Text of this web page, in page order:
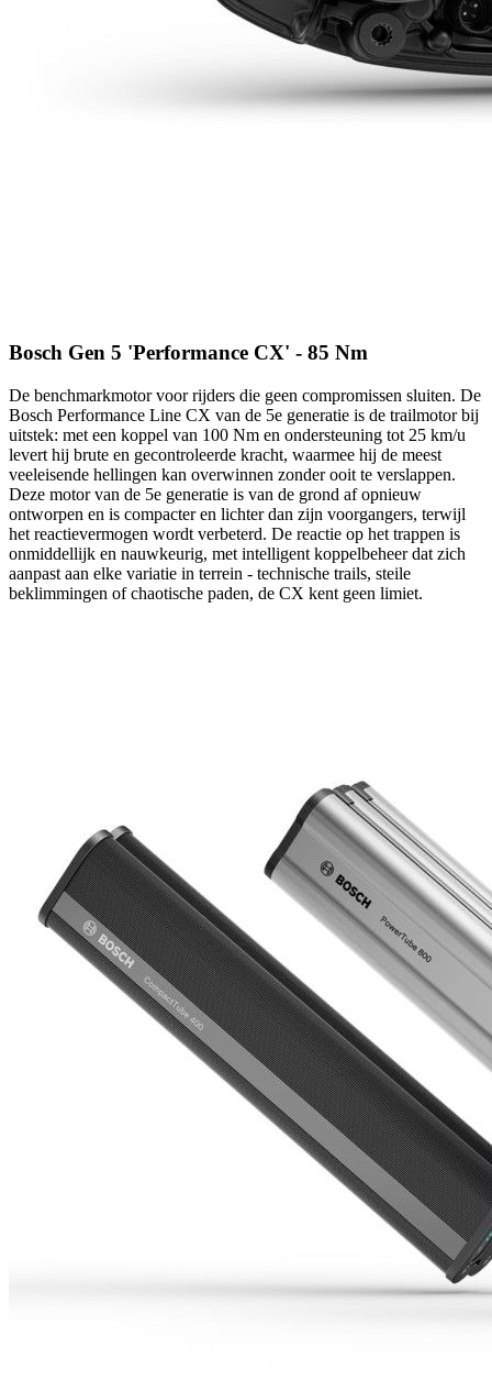
Bosch Gen 5 'Performance CX' - 85 Nm
De benchmarkmotor voor rijders die geen compromissen sluiten. De
Bosch Performance Line CX van de 5e generatie is de trailmotor bij
uitstek: met een koppel van 100 Nm en ondersteuning tot 25 km/u
levert hij brute en gecontroleerde kracht, waarmee hij de meest
veeleisende hellingen kan overwinnen zonder ooit te verslappen.
Deze motor van de 5e generatie is van de grond af opnieuw
ontworpen en is compacter en lichter dan zijn voorgangers, terwijl
het reactievermogen wordt verbeterd. De reactie op het trappen is
onmiddellijk en nauwkeurig, met intelligent koppelbeheer dat zich
aanpast aan elke variatie in terrein - technische trails, steile
beklimmingen of chaotische paden, de CX kent geen limiet.